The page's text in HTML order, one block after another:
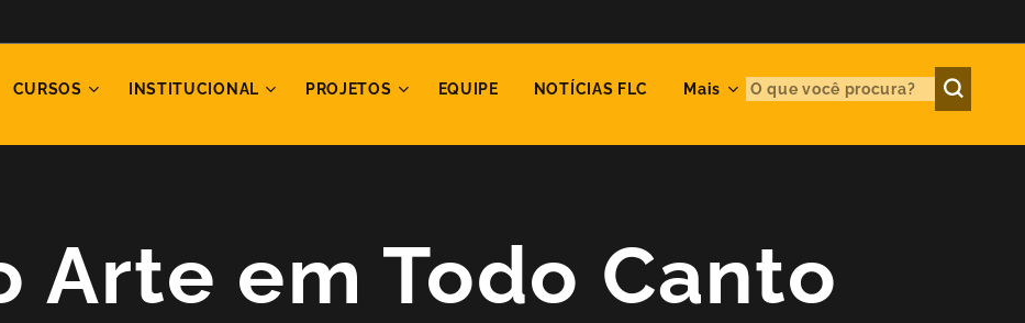
CURSOS INSTITUCIONAL PROJETOS EQUIPE NOTÍCIAS FLC Mais
Arte em Todo Canto